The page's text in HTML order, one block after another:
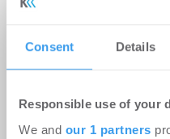
Consent Details
Responsible use of your
We and our 1 partners
Rechenzentren:
und immer